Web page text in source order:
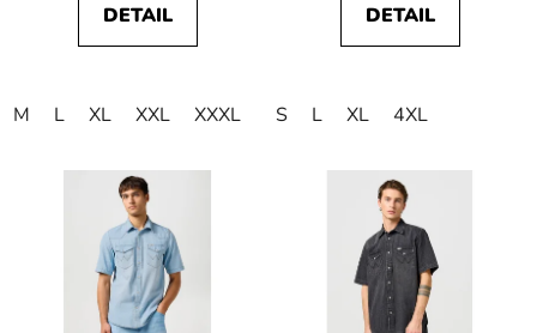
DETAIL
M L XL XXL XXXL 4XL
DETAIL
S L XL 4XL